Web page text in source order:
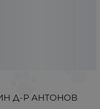
Д-Р АНТОНОВ